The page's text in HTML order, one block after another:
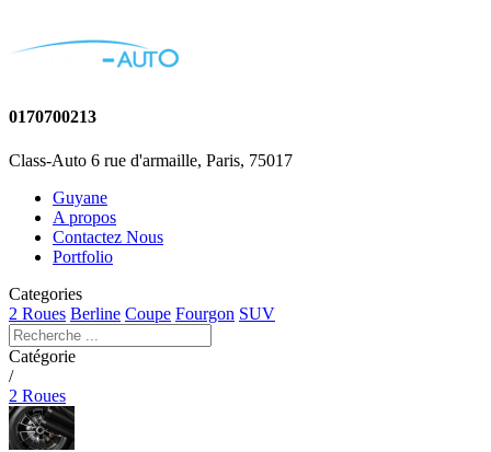
0170700213
Class-Auto 6 rue d'armaille, Paris, 75017
Guyane
A propos
Contactez Nous
Portfolio
Categories
2 Roues Berline Coupe Fourgon SUV
Catégorie
/
2 Roues